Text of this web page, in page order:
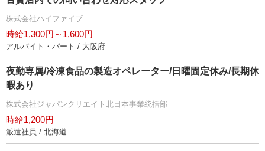
株式会社ハイファイブ
時給1,300円～1,600円
アルバイト・パート / 大阪府
夜勤専属/冷凍食品の製造オペレーター/日曜固定休み/長期休
暇あり
株式会社ジャパンクリエイト北日本事業統括部
時給1,200円
派遣社員 / 北海道